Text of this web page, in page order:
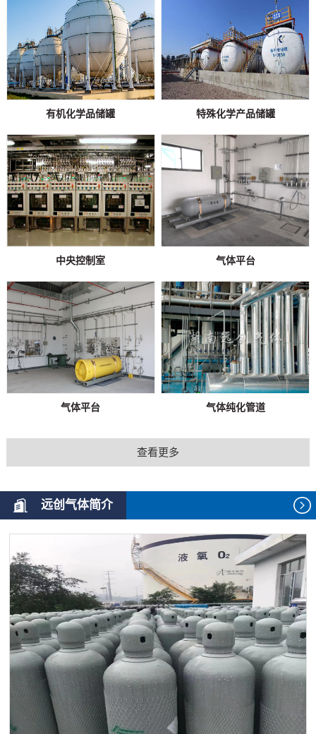
有机化学品储罐 特殊化学产品储罐
中央控制室 气体平台
气体平台 气体纯化管道
查看更多
远创气体简介